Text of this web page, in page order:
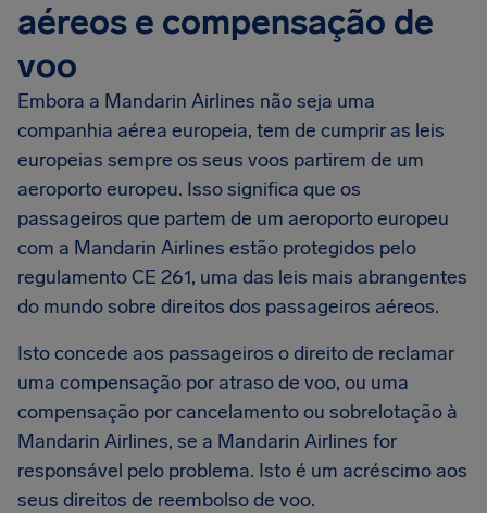
aéreos e compensação de
voo
Embora a Mandarin Airlines não seja uma
companhia aérea europeia, tem de cumprir as leis
europeias sempre os seus voos partirem de um
aeroporto europeu. Isso significa que os
passageiros que partem de um aeroporto europeu
com a Mandarin Airlines estão protegidos pelo
regulamento CE 261, uma das leis mais abrangentes
do mundo sobre direitos dos passageiros aéreos.
Isto concede aos passageiros o direito de reclamar
uma compensação por atraso de voo, ou uma
compensação por cancelamento ou sobrelotação à
Mandarin Airlines, se a Mandarin Airlines for
responsável pelo problema. Isto é um acréscimo aos
seus direitos de reembolso de voo.